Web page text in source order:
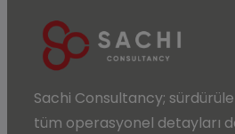
Sachi Consultancy;
tüm operasyonel detayları